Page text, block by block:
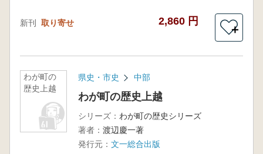
新刊 取り寄せ 2,860 円
＋
わが町の
歴史上越
県史・市史 中部
わが町の歴史上越
シリーズ： わが町の歴史シリーズ
著者： 渡辺慶一著
発行元： 文一総合出版